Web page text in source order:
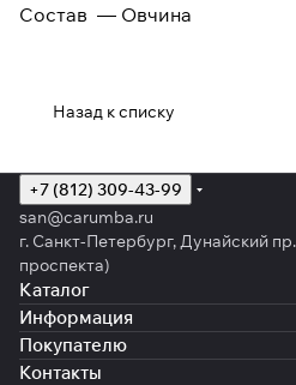
Состав — Овчина
Назад к списку
+7 (812) 309-43-99
san@carumba.ru
г. Санкт-Петербург, Дунайский
проспекта)
Каталог
Информация
Покупателю
Контакты